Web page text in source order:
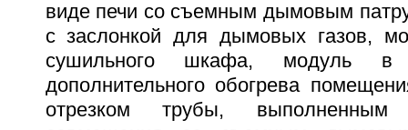
виде печи со съемным дымовым
с заслонкой для дымовых газов,
сушильного шкафа, модуль в
дополнительного обогрева
отрезком трубы,